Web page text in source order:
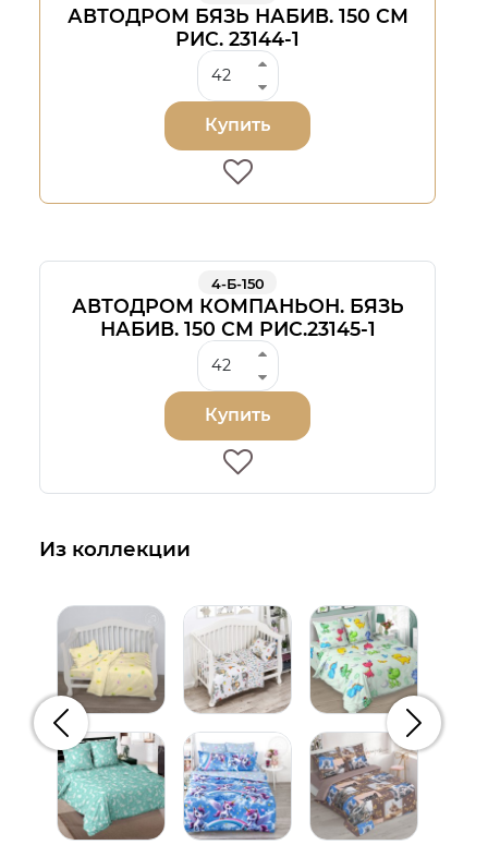
АВТОДРОМ БЯЗЬ НАБИВ. 150 СМ
РИС. 23144-1
Купить
4-Б-150
АВТОДРОМ КОМПАНЬОН. БЯЗЬ
НАБИВ. 150 СМ РИС.23145-1
Купить
Из коллекции
Предыдущий